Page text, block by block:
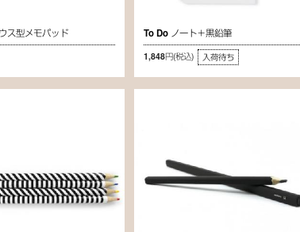
ス型メモパッド To Do ノート＋黒鉛筆
1,848円(税込) 入荷待ち